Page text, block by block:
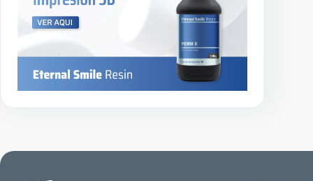
a
s
a
$
3
0